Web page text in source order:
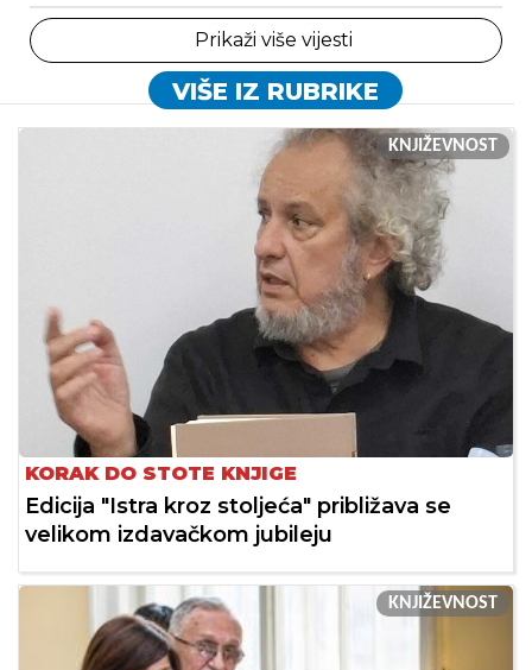
Prikaži više vijesti
VIŠE IZ RUBRIKE
KNJIŽEVNOST
KORAK DO STOTE KNJIGE
Edicija "Istra kroz stoljeća" približava se
velikom izdavačkom jubileju
KNJIŽEVNOST